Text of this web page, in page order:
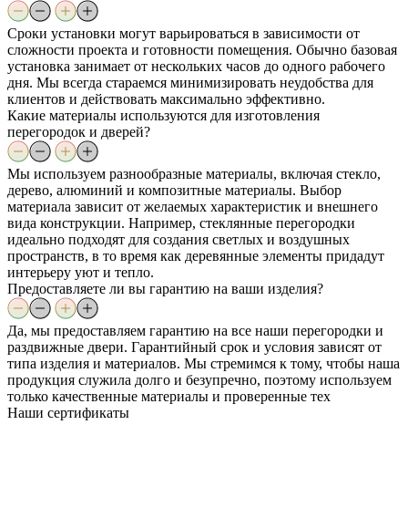
Сроки установки могут варьироваться в зависимости от
сложности проекта и готовности помещения. Обычно базовая
установка занимает от нескольких часов до одного рабочего
дня. Мы всегда стараемся минимизировать неудобства для
клиентов и действовать максимально эффективно.
Какие материалы используются для изготовления
перегородок и дверей?
Мы используем разнообразные материалы, включая стекло,
дерево, алюминий и композитные материалы. Выбор
материала зависит от желаемых характеристик и внешнего
вида конструкции. Например, стеклянные перегородки
идеально подходят для создания светлых и воздушных
пространств, в то время как деревянные элементы придадут
интерьеру уют и тепло.
Предоставляете ли вы гарантию на ваши изделия?
Да, мы предоставляем гарантию на все наши перегородки и
раздвижные двери. Гарантийный срок и условия зависят от
типа изделия и материалов. Мы стремимся к тому, чтобы наша
продукция служила долго и безупречно, поэтому используем
только качественные материалы и проверенные тех
Наши сертификаты